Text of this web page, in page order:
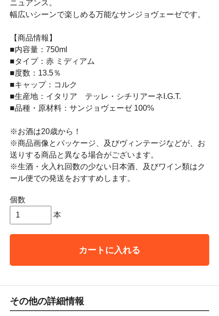
ニュアンス。
幅広いシーンで楽しめる万能なサンジョヴェーゼです。
【商品情報】
■内容量：750ml
■タイプ：赤 ミディアム
■度数：13.5％
■キャップ：コルク
■生産地：イタリア テッレ・シチリアーネI.G.T.
■品種・原材料：サンジョヴェーゼ 100%
※お酒は20歳から！
※商品画像とパッケージ、及びヴィンテージなどが、お
送りする商品と異なる場合がございます。
※生酒・火入れ回数の少ない日本酒、及びワイン類はク
ール便での発送をおすすめします。
個数
本
カートに入れる
その他の詳細情報